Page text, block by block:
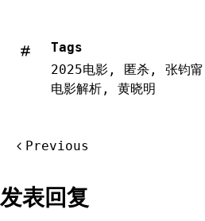
Tags
2025电影 , 匿杀 , 张钧甯
电影解析 , 黄晓明
航
Previous
发表回复